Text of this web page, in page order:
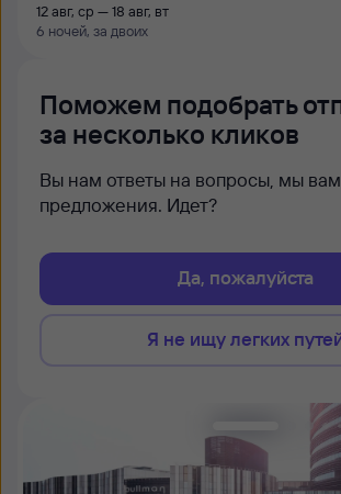
12 авг, ср — 18 авг, вт
6 ночей, за двоих
Поможем подобрать
за несколько кликов
Вы нам ответы на вопросы, мы
предложения. Идет?
Да, пожалуйста
Я не ищу легких